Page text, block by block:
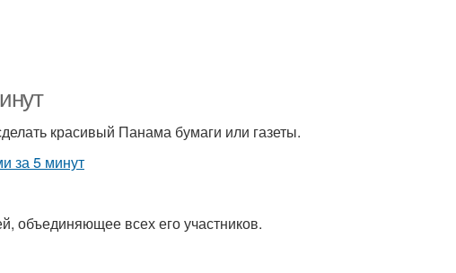
красивый Панама бумаги или газеты.
объединяющее всех его участников.